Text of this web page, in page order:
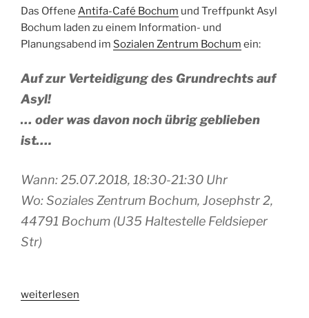
Sterben!“
Das Offene Antifa-Café Bochum und Treffpunkt Asyl
Bochum laden zu einem Information- und
Planungsabend im Sozialen Zentrum Bochum ein:
Auf zur Verteidigung des Grundrechts auf
Asyl!
… oder was davon noch übrig geblieben
ist….
Wann: 25.07.2018, 18:30-21:30 Uhr
Wo: Soziales Zentrum Bochum, Josephstr 2,
44791 Bochum (U35 Haltestelle Feldsieper
Str)
„25.07.2018:
weiterlesen